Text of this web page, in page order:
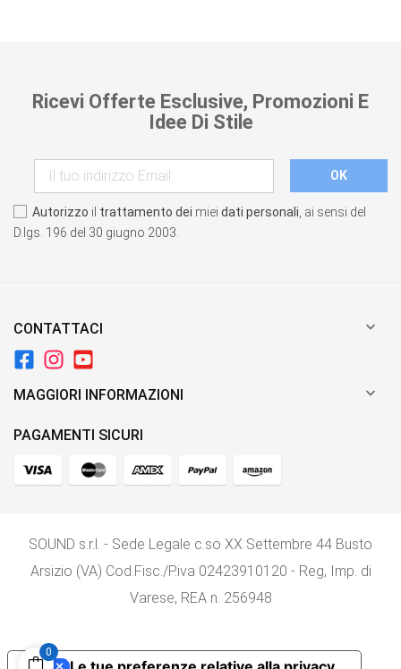
Ricevi Offerte Esclusive, Promozioni E
Idee Di Stile
Autorizzo il trattamento dei miei dati personali , ai sensi del
D.lgs. 196 del 30 giugno 2003.
CONTATTACI 
MAGGIORI INFORMAZIONI 
PAGAMENTI SICURI
SOUND s.r.l. - Sede Legale c.so XX Settembre 44 Busto
Arsizio (VA) Cod.Fisc./P.iva 02423910120 - Reg, Imp. di
Varese, REA n. 256948
0